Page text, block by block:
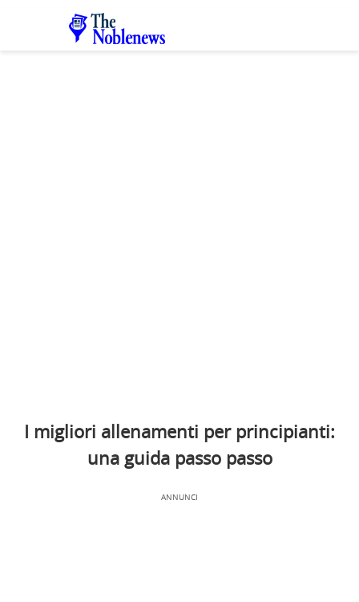
I migliori allenamenti per principianti:
una guida passo passo
ANNUNCI